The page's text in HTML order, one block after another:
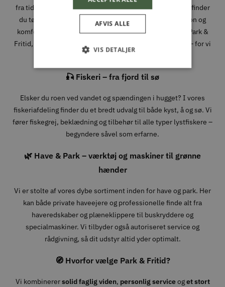
fra tidlige morgener i skoven til lange dage i fjeldet. Her finder
du tøj, sko og udstyr fra velkendte mærker, hvor funktion og
komfort går hånd i hånd. Når du handler jagtudstyr hos Park &
Fritid, handler du med folk, der forstår, hvad det kræver – for vi
bruger det selv.
🎣 Fiskeri – fra fjord til sø
Elsker du roen ved vandet og spændingen i hugget? I vores
fiskeriafdeling finder du et bredt udvalg til både kyst, å og sø. Vi
fører fiskegrej, beklædning og tilbehør til alle typer lystfiskere –
begyndere såvel som erfarne.
🌿 Have & Park – værktøj og maskiner til grønne
hænder
Vi er stolte af vores dybe sortiment inden for have og park. Her
kan både private haveejere og professionelle finde alt fra
haveredskaber og plæneklippere til buskryddere og
specialmaskiner. Vi tilbyder også autoriseret service og
rådgivning, så dit udstyr altid yder optimalt.
🧭 Hvorfor vælge Park & Fritid?
Vi kombinerersolid faglig viden, personlig serviceoget stort
AFVIS ALLE
VIS DETALJER